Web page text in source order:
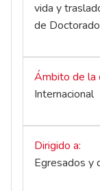
vida y
de
Ámbito de la
Internacional
Dirigido a
Egresados y